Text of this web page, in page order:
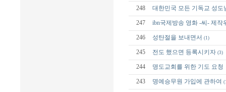
248 대한민국 모든 기독교 성
247 ibn국제방송 영화 -씨- 제작
246 성탄절을 보내면서 (1)
245 전도 했으면 등록시키자 (3)
244 명도교회를 위한 기도 요청
243 명예승무원 가입에 관하여